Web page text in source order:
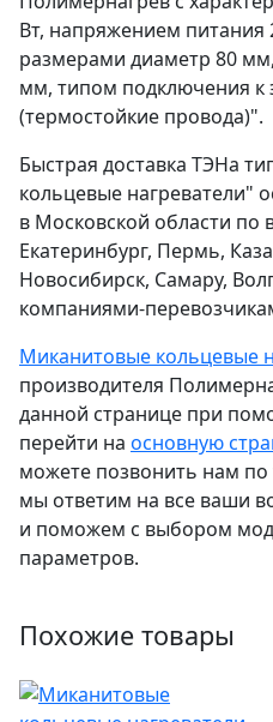
Вт, напряжением питания
размерами диаметр 80
мм, типом подключения к
(термостойкие провода)".
Быстрая доставка ТЭНа
кольцевые нагреватели"
в Московской области по
Екатеринбург, Пермь,
Новосибирск, Самару,
компаниями-
Миканитовые кольцевые
производителя
данной странице при
перейти на основную
можете позвонить нам
мы ответим на все ваши
и поможем с выбором
параметров.
Похожие товары